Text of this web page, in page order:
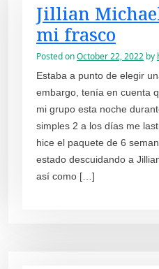
Jillian
mi frasco
Posted onOctober 22, 2022 by
Estaba a punto de elegir
embargo, tenía en cuenta
mi grupo esta noche
simples 2 a los días me
hice el paquete de 6
estado descuidando a
así como […]